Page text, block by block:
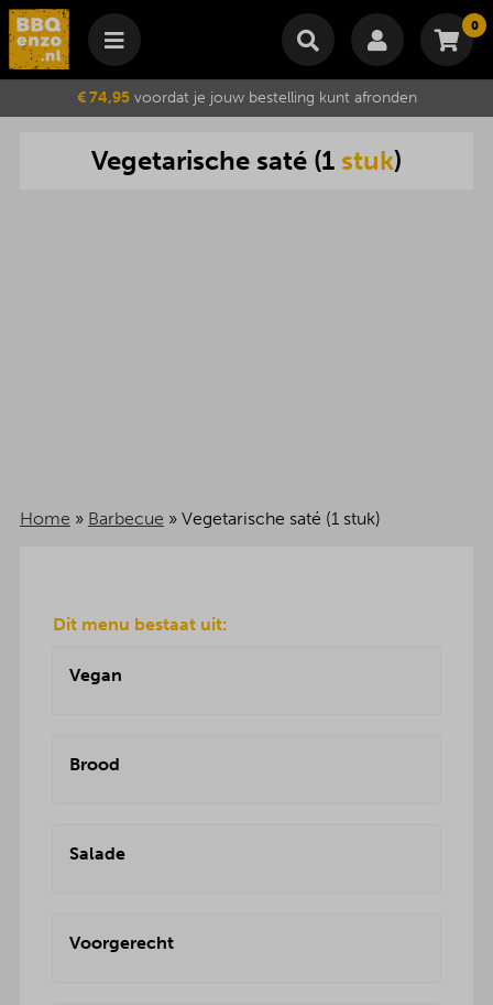
0
Winkelmand
Je winkelwagen is momenteel leeg.
Subtotaal €
Wijzig winkelmand Bestellen
€ 74,95voordat je jouw bestelling kunt afronden
Vegetarische saté (1 stuk)
Home » Barbecue » Vegetarische saté (1 stuk)
Dit menu bestaat uit:
Vegan
Brood
Salade
Voorgerecht